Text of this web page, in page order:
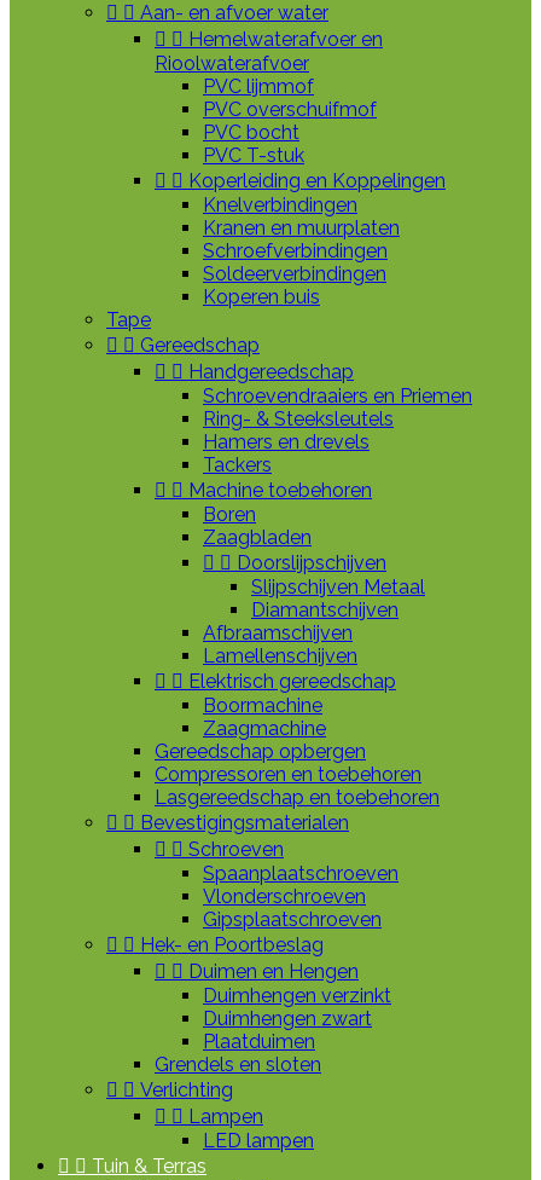
  Aan- en afvoer water
  Hemelwaterafvoer en
Rioolwaterafvoer
PVC lijmmof
PVC overschuifmof
PVC bocht
PVC T-stuk
  Koperleiding en Koppelingen
Knelverbindingen
Kranen en muurplaten
Schroefverbindingen
Soldeerverbindingen
Koperen buis
Tape
  Gereedschap
  Handgereedschap
Schroevendraaiers en Priemen
Ring- & Steeksleutels
Hamers en drevels
Tackers
  Machine toebehoren
Boren
Zaagbladen
  Doorslijpschijven
Slijpschijven Metaal
Diamantschijven
Afbraamschijven
Lamellenschijven
  Elektrisch gereedschap
Boormachine
Zaagmachine
Gereedschap opbergen
Compressoren en toebehoren
Lasgereedschap en toebehoren
  Bevestigingsmaterialen
  Schroeven
Spaanplaatschroeven
Vlonderschroeven
Gipsplaatschroeven
  Hek- en Poortbeslag
  Duimen en Hengen
Duimhengen verzinkt
Duimhengen zwart
Plaatduimen
Grendels en sloten
  Verlichting
  Lampen
LED lampen
  Tuin & Terras